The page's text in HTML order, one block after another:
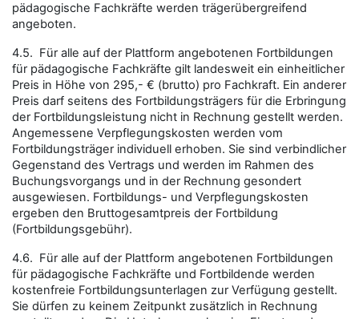
pädagogische Fachkräfte werden trägerübergreifend
angeboten.
4.5. Für alle auf der Plattform angebotenen Fortbildungen
für pädagogische Fachkräfte gilt landesweit ein einheitlicher
Preis in Höhe von 295,- € (brutto) pro Fachkraft. Ein anderer
Preis darf seitens des Fortbildungsträgers für die Erbringung
der Fortbildungsleistung nicht in Rechnung gestellt werden.
Angemessene Verpflegungskosten werden vom
Fortbildungsträger individuell erhoben. Sie sind verbindlicher
Gegenstand des Vertrags und werden im Rahmen des
Buchungsvorgangs und in der Rechnung gesondert
ausgewiesen. Fortbildungs- und Verpflegungskosten
ergeben den Bruttogesamtpreis der Fortbildung
(Fortbildungsgebühr).
4.6. Für alle auf der Plattform angebotenen Fortbildungen
für pädagogische Fachkräfte und Fortbildende werden
kostenfreie Fortbildungsunterlagen zur Verfügung gestellt.
Sie dürfen zu keinem Zeitpunkt zusätzlich in Rechnung